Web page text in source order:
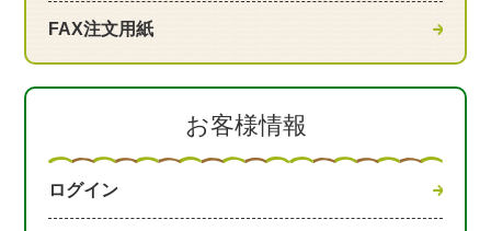
FAX注文用紙
お客様情報
ログイン